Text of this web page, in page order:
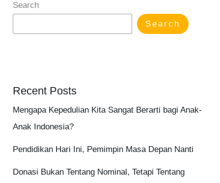
Search
Search
Recent Posts
Mengapa Kepedulian Kita Sangat Berarti bagi Anak-
Anak Indonesia?
Pendidikan Hari Ini, Pemimpin Masa Depan Nanti
Donasi Bukan Tentang Nominal, Tetapi Tentang